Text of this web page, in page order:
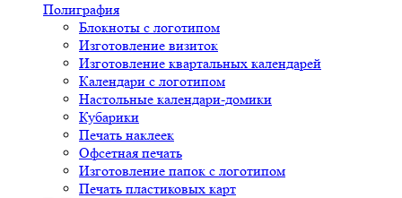
Полиграфия
Блокноты с логотипом
Изготовление визиток
Изготовление квартальных календарей
Календари с логотипом
Настольные календари-домики
Кубарики
Печать наклеек
Офсетная печать
Изготовление папок с логотипом
Печать пластиковых карт